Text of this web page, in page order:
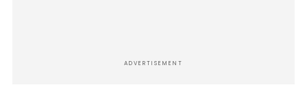
ADVERTISEMENT